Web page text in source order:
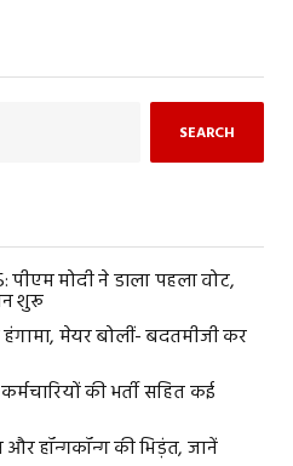
SEARCH
पीएम मोदी ने डाला पहला वोट,
शुरू
मेयर बोलीं- बदतमीजी कर
की भर्ती सहित कई
हॉन्गकॉन्ग की भिड़ंत, जानें